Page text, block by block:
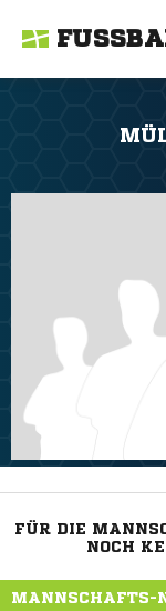
FÜR DIE
NOCH
MANNSCHAFTS-